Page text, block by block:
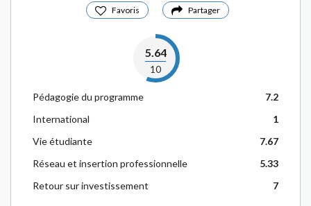
Favoris Partager
5.64
10
Pédagogie du programme
7.2
International
1
Vie étudiante
7.67
Réseau et insertion professionnelle
5.33
Retour sur investissement
7